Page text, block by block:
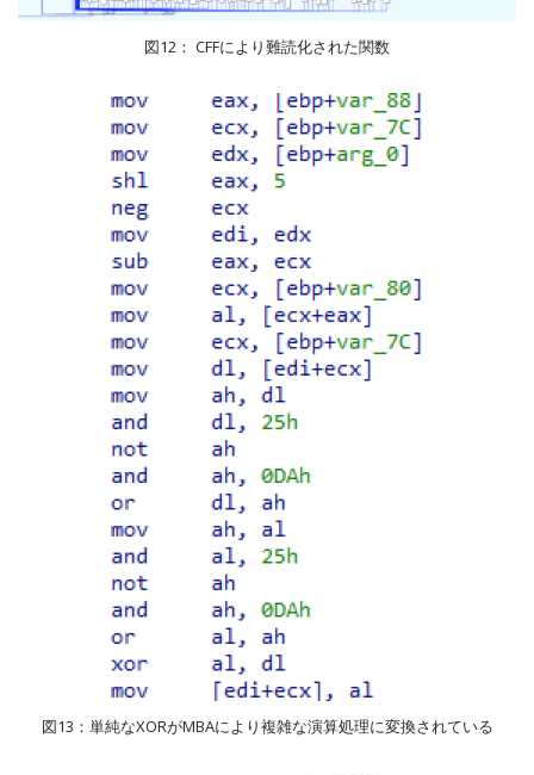
図12： CFFにより難読化された関数
図13：単純なXORがMBAにより複雑な演算処理に変換されている